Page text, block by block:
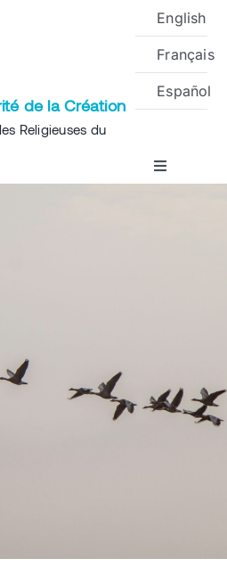
de la Création
Religieuses du
English
Français
Español
Toggle